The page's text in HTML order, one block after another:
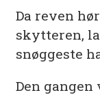
Da reven
skytteren,
snøggeste
Den